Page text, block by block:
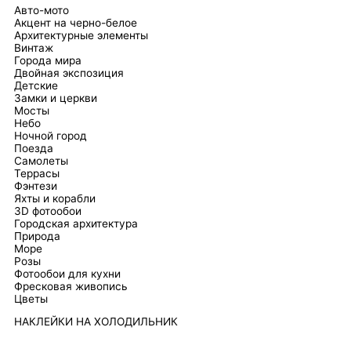
Авто-мото
Акцент на черно-белое
Архитектурные элементы
Винтаж
Города мира
Двойная экспозиция
Детские
Замки и церкви
Мосты
Небо
Ночной город
Поезда
Самолеты
Террасы
Фэнтези
Яхты и корабли
3D фотообои
Городская архитектура
Природа
Море
Розы
Фотообои для кухни
Фресковая живопись
Цветы
НАКЛЕЙКИ НА ХОЛОДИЛЬНИК